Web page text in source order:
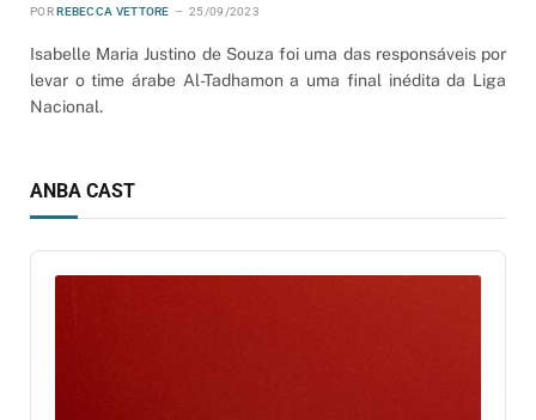
POR REBECCA VETTORE 25/09/2023
Isabelle Maria Justino de Souza foi uma das responsáveis por
levar o time árabe Al-Tadhamon a uma final inédita da Liga
Nacional.
ANBA CAST
Audio
Player